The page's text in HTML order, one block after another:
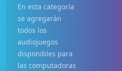
En esta categoría
se agregarán
todos los
audiojuegos
disponibles para
las computadoras